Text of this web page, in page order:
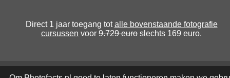
Direct 1 jaar toegang totalle bovenstaande fotografie
cursussen voor 9.729 euro slechts 169 euro.